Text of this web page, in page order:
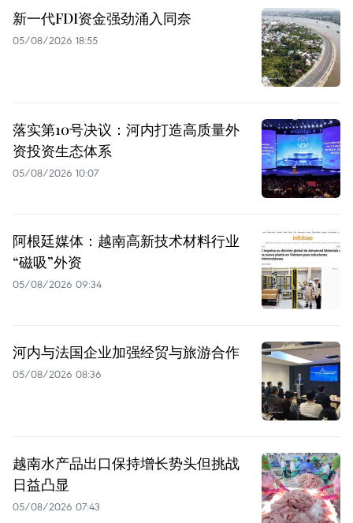
新一代FDI资金强劲涌入同奈
05/08/2026 18:55
落实第10号决议：河内打造高质量外
资投资生态体系
05/08/2026 10:07
阿根廷媒体：越南高新技术材料行业
“磁吸”外资
05/08/2026 09:34
河内与法国企业加强经贸与旅游合作
05/08/2026 08:36
越南水产品出口保持增长势头但挑战
日益凸显
05/08/2026 07:43